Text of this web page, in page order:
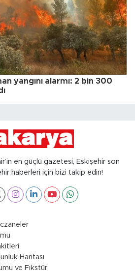
yangını alarmı: 2 bin 300
en güçlü gazetesi, Eskişehir son
haberleri için bizi takip edin!
Haritası
ve Fikstür